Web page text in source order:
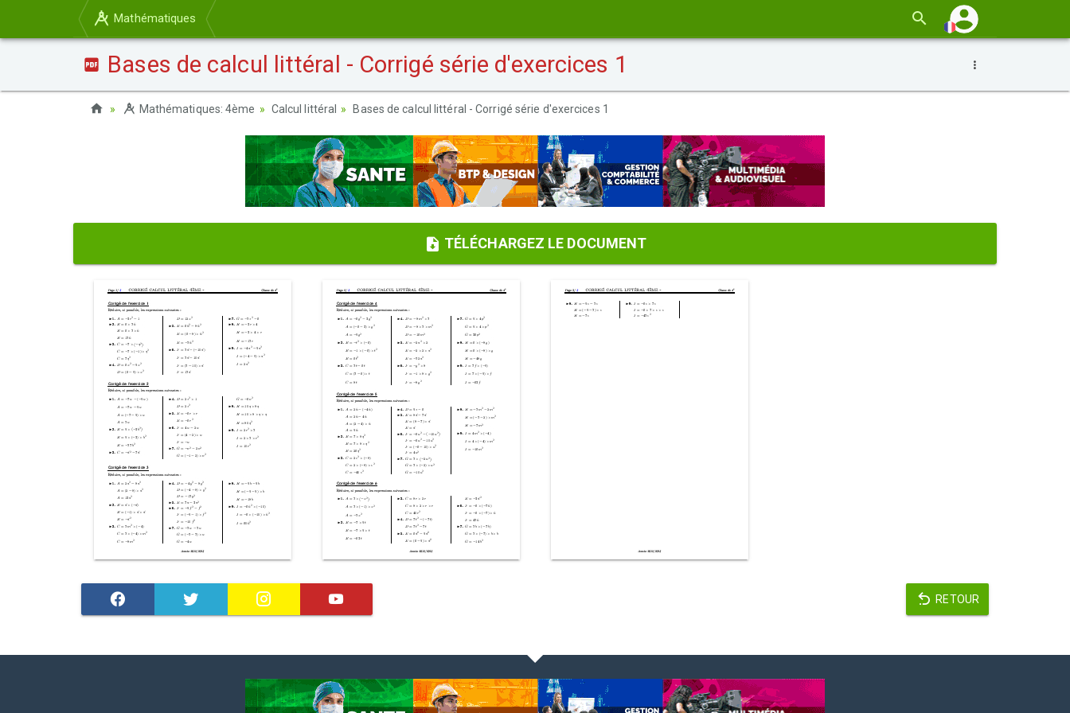
Mathématiques
Bases de calcul littéral - Corrigé série d'exercices 1
Mathématiques: 4ème Calcul littéral Bases de calcul littéral - Corrigé série d'exercices 1
TÉLÉCHARGEZ LE DOCUMENT
RETOUR